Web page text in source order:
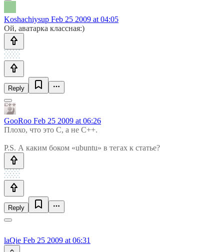
Koshachiysup Feb 25 2009 at 04:05
Ой, аватарка классная:)
Reply
GooRoo Feb 25 2009 at 06:26
Плохо, что это С, а не С++.
P.S. А каким боком «ubuntu» в тегах к статье?
Reply
laQie Feb 25 2009 at 06:31